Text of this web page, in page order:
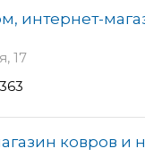
интернет-
17
ковров и